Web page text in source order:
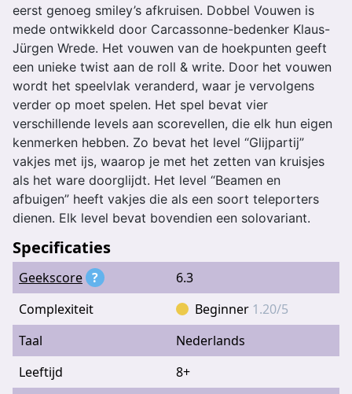
eerst genoeg smiley’s afkruisen. Dobbel Vouwen is
mede ontwikkeld door Carcassonne-bedenker Klaus-
Jürgen Wrede. Het vouwen van de hoekpunten geeft
een unieke twist aan de roll & write. Door het vouwen
wordt het speelvlak veranderd, waar je vervolgens
verder op moet spelen. Het spel bevat vier
verschillende levels aan scorevellen, die elk hun eigen
kenmerken hebben. Zo bevat het level “Glijpartij”
vakjes met ijs, waarop je met het zetten van kruisjes
als het ware doorglijdt. Het level “Beamen en
afbuigen” heeft vakjes die als een soort teleporters
dienen. Elk level bevat bovendien een solovariant.
Specificaties
Geekscore ?
6.3
Complexiteit
Beginner 1.20/5
Taal
Nederlands
Leeftijd
8+